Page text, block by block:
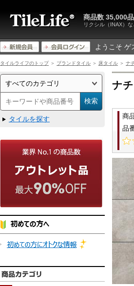
リクシル（INAX）
商品数 35,000
ようこそ ゲ
タイルライフのトップ＞ ブランドタイル ＞ 床タイル ＞ ナ
タイルを探す
ナ
商
品